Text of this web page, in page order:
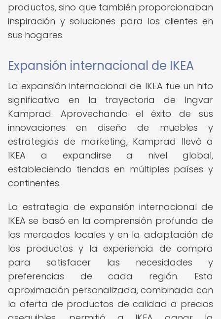
productos, sino que también proporcionaban
inspiración y soluciones para los clientes en
sus hogares.
Expansión internacional de IKEA
La expansión internacional de IKEA fue un hito
significativo en la trayectoria de Ingvar
Kamprad. Aprovechando el éxito de sus
innovaciones en diseño de muebles y
estrategias de marketing, Kamprad llevó a
IKEA a expandirse a nivel global,
estableciendo tiendas en múltiples países y
continentes.
La estrategia de expansión internacional de
IKEA se basó en la comprensión profunda de
los mercados locales y en la adaptación de
los productos y la experiencia de compra
para satisfacer las necesidades y
preferencias de cada región. Esta
aproximación personalizada, combinada con
la oferta de productos de calidad a precios